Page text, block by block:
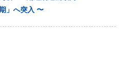
」へ突入 〜